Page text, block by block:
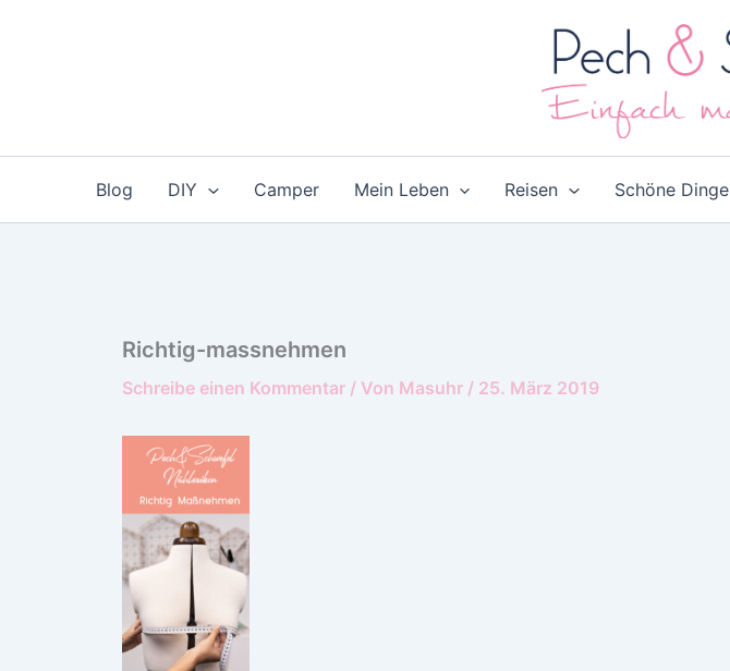
Blog DIY Camper Mein Leben Reisen Schöne Dinge
Richtig-massnehmen
Schreibe einen Kommentar / Von Masuhr / 25. März 2019